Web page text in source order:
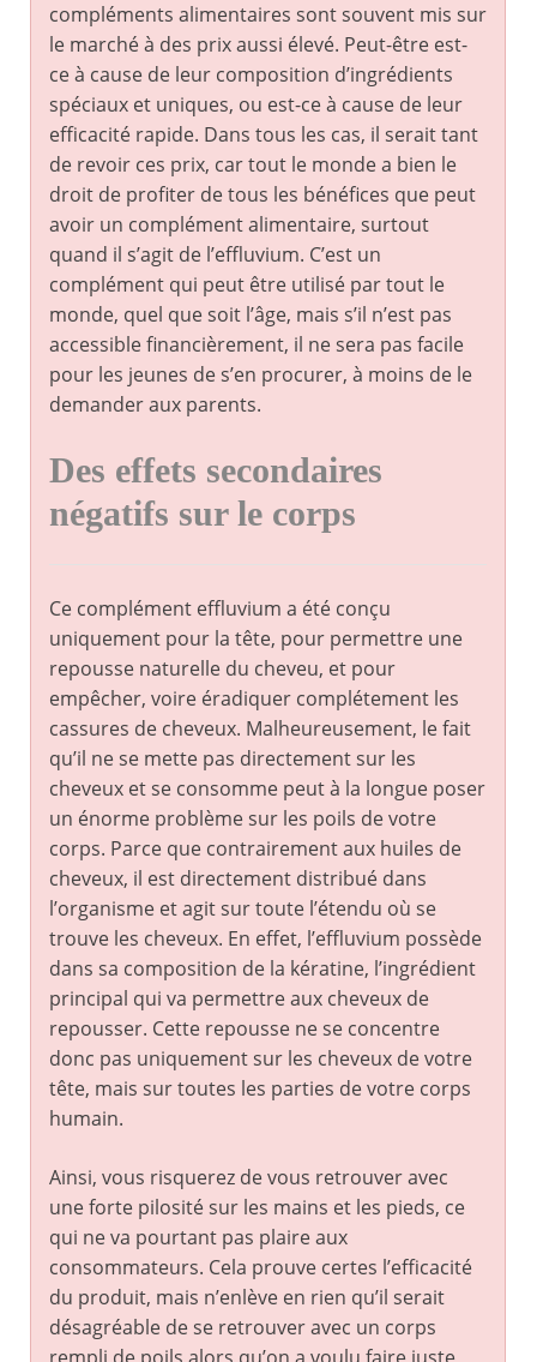
compléments alimentaires sont souvent mis sur
le marché à des prix aussi élevé. Peut-être est-
ce à cause de leur composition d’ingrédients
spéciaux et uniques, ou est-ce à cause de leur
efficacité rapide. Dans tous les cas, il serait tant
de revoir ces prix, car tout le monde a bien le
droit de profiter de tous les bénéfices que peut
avoir un complément alimentaire, surtout
quand il s’agit de l’effluvium. C’est un
complément qui peut être utilisé par tout le
monde, quel que soit l’âge, mais s’il n’est pas
accessible financièrement, il ne sera pas facile
pour les jeunes de s’en procurer, à moins de le
demander aux parents.
Des effets secondaires
négatifs sur le corps
Ce complément effluvium a été conçu
uniquement pour la tête, pour permettre une
repousse naturelle du cheveu, et pour
empêcher, voire éradiquer complétement les
cassures de cheveux. Malheureusement, le fait
qu’il ne se mette pas directement sur les
cheveux et se consomme peut à la longue poser
un énorme problème sur les poils de votre
corps. Parce que contrairement aux huiles de
cheveux, il est directement distribué dans
l’organisme et agit sur toute l’étendu où se
trouve les cheveux. En effet, l’effluvium possède
dans sa composition de la kératine, l’ingrédient
principal qui va permettre aux cheveux de
repousser. Cette repousse ne se concentre
donc pas uniquement sur les cheveux de votre
tête, mais sur toutes les parties de votre corps
humain.
Ainsi, vous risquerez de vous retrouver avec
une forte pilosité sur les mains et les pieds, ce
qui ne va pourtant pas plaire aux
consommateurs. Cela prouve certes l’efficacité
du produit, mais n’enlève en rien qu’il serait
désagréable de se retrouver avec un corps